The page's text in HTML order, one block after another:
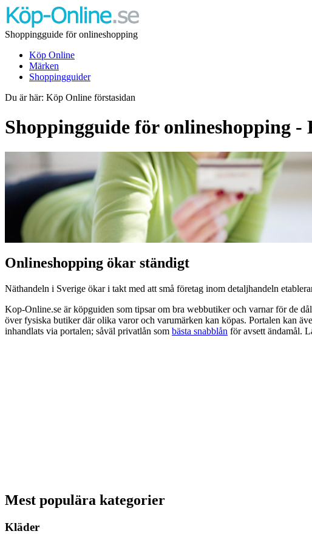
Shoppingguide för onlineshopping
Köp Online
Märken
Shoppingguider
Du är här: Köp Online förstasidan
Shoppingguide för onlineshopping -
Onlineshopping ökar ständigt
Näthandeln i Sverige ökar i takt med att små företag inom detaljhandeln
Kop-Online.se är köpguiden som tipsar om bra webbutiker och varnar för de
över fysiska butiker där olika varor och varumärken kan köpas. Portalen kan
inhandlats via portalen; såväl privatlån som bästa snabblån för avsett ändamål.
Mest populära kategorier
Kläder